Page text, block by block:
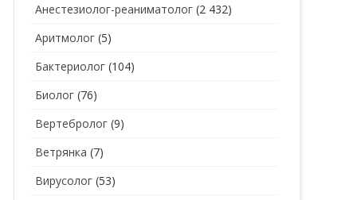
СТОМАТОЛОГ-ОРТОДОНТ
ЭНДОКРИНОЛОГ
Анестезиолог-реаниматолог (2 432)
Аритмолог (5)
Бактериолог (104)
Биолог (76)
Вертебролог (9)
Ветрянка (7)
Вирусолог (53)